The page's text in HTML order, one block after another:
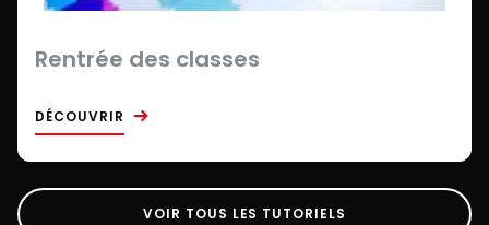
Rentrée des classes
DÉCOUVRIR
VOIR TOUS LES TUTORIELS